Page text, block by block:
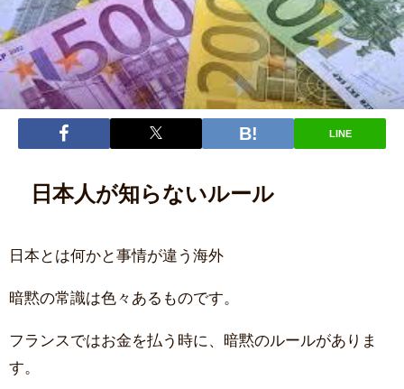
LINE
日本人が知らないルール
日本とは何かと事情が違う海外
暗黙の常識は色々あるものです。
フランスではお金を払う時に、暗黙のルールがありま
す。